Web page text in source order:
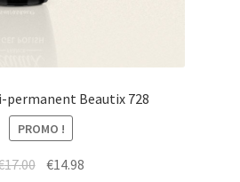
permanent Beautix 728
PROMO !
17.00 Le
€14.98